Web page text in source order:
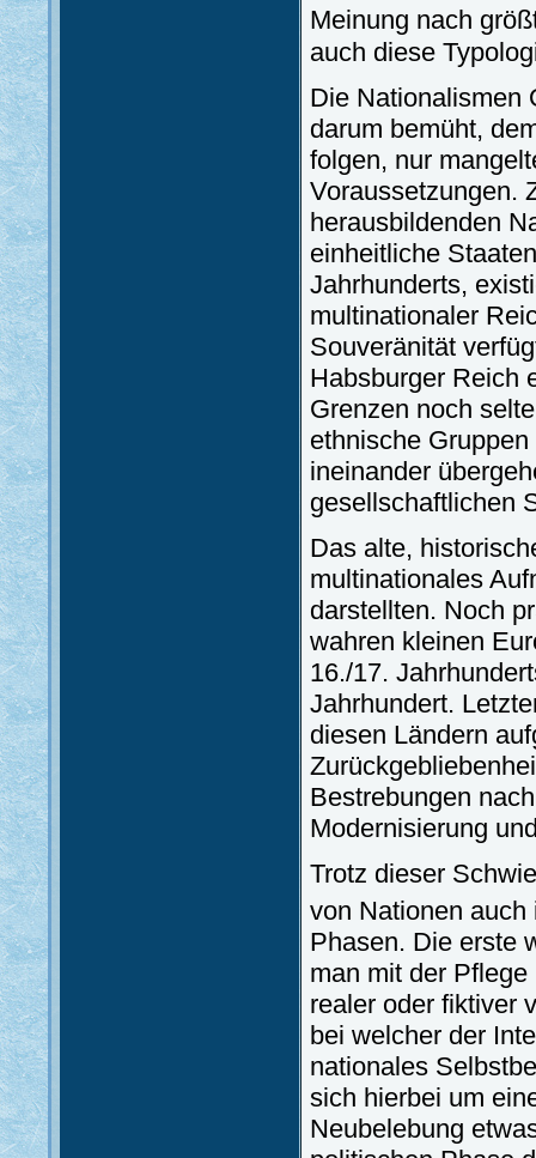
Meinung nach
auch diese
Die Nationalismen
darum bemüht,
folgen, nur
Voraussetzungen.
herausbildenden
einheitliche
Jahrhunderts,
multinationaler
Souveränität
Habsburger Reich
Grenzen noch
ethnische
ineinander
gesellschaftlichen
Das alte,
multinationales
darstellten. Noch
wahren kleinen
16./17.
Jahrhundert.
diesen Ländern
Bestrebungen
Modernisierung
Trotz dieser
von Nationen
Phasen. Die erste
man mit der
realer oder fiktiver
bei welcher der
nationales
sich hierbei um
Neubelebung